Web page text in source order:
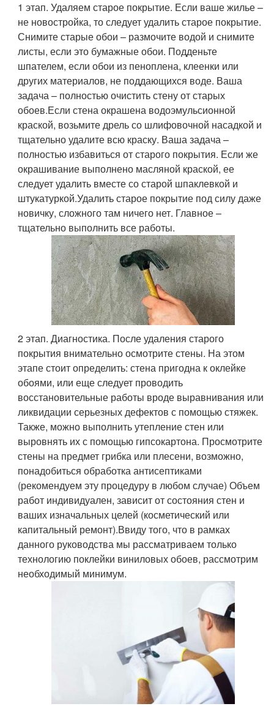
1 этап. Удаляем старое покрытие. Если ваше жилье –
не новостройка, то следует удалить старое покрытие.
Снимите старые обои – размочите водой и снимите
листы, если это бумажные обои. Подденьте
шпателем, если обои из пеноплена, клеенки или
других материалов, не поддающихся воде. Ваша
задача – полностью очистить стену от старых
обоев.Если стена окрашена водоэмульсионной
краской, возьмите дрель со шлифовочной насадкой и
тщательно удалите всю краску. Ваша задача –
полностью избавиться от старого покрытия. Если же
окрашивание выполнено масляной краской, ее
следует удалить вместе со старой шпаклевкой и
штукатуркой.Удалить старое покрытие под силу даже
новичку, сложного там ничего нет. Главное –
тщательно выполнить все работы.
2 этап. Диагностика. После удаления старого
покрытия внимательно осмотрите стены. На этом
этапе стоит определить: стена пригодна к оклейке
обоями, или еще следует проводить
восстановительные работы вроде выравнивания или
ликвидации серьезных дефектов с помощью стяжек.
Также, можно выполнить утепление стен или
выровнять их с помощью гипсокартона. Просмотрите
стены на предмет грибка или плесени, возможно,
понадобиться обработка антисептиками
(рекомендуем эту процедуру в любом случае) Объем
работ индивидуален, зависит от состояния стен и
ваших изначальных целей (косметический или
капитальный ремонт).Ввиду того, что в рамках
данного руководства мы рассматриваем только
технологию поклейки виниловых обоев, рассмотрим
необходимый минимум.